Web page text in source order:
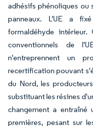
adhésifs phénoliques ou
panneaux. L'UE a
formaldéhyde
conventionnels de
n'entreprennent un
recertification pouvant
du Nord, les
substituant les résines
changement a entraîné
premières, pesant sur